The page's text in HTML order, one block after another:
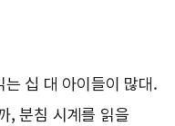
십 대 아이들이 많대.
, 분침 시계를 읽을